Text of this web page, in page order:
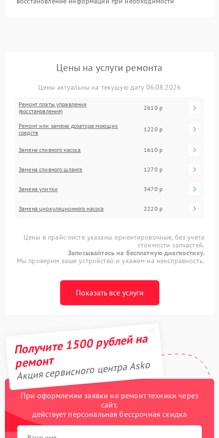
Цены на услуги ремонта
Цены актуальны на текущую дату 06.08.2026
Ремонт платы управления
(восстановление)
2610 р
Ремонт или замена дозатора моющих
средств
1220 р
Замена сливного насоса 1610 р
Замена сливного шланга 1270 р
Замена улитки 3470 р
Замена циркуляционного насоса 2220 р
Цены в прайс-листе указаны ориентировочные, без учета
стоимости запчастей.
Записывайтесь на бесплатную диагностику.
Мы проверим ваше устройство и укажем на неисправность.
Показать все услуги
Получите 1500 рублей на
ремонт
Акция сервисного центра Asko
При оформлении заявки на ремонт техники через
сайт,
действует персональная бессрочная скидка